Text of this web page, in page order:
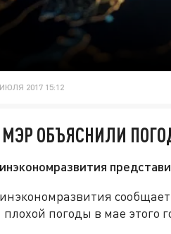
2017 15:12
ОБЪЯСНИЛИ
сообщает
плохой погоды в мае этого